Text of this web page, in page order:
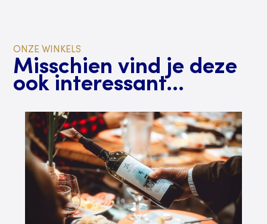
ONZE WINKELS
Misschien vind je deze
ook interessant...